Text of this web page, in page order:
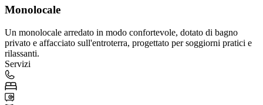
Monolocale
Un monolocale arredato in modo confortevole, dotato di bagno
privato e affacciato sull'entroterra, progettato per soggiorni pratici e
rilassanti.
Servizi